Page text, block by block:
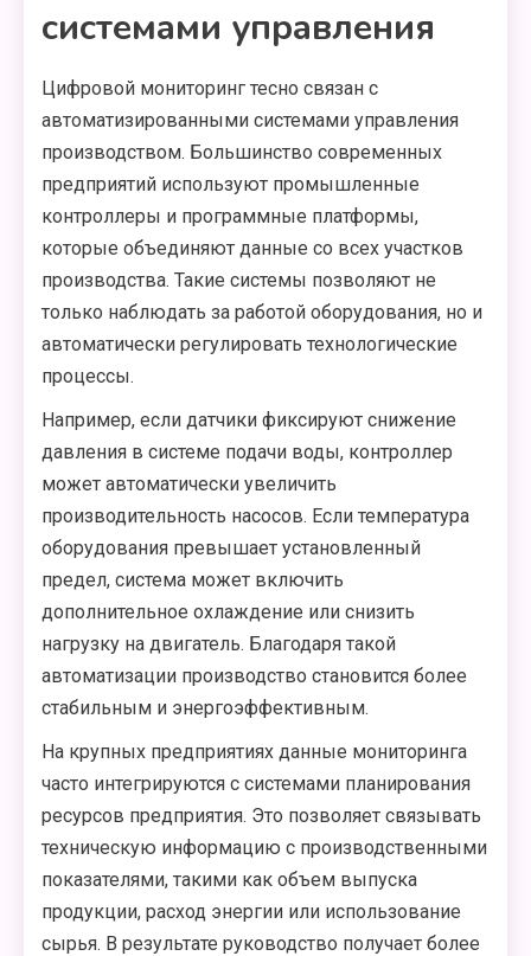
системами управления
Цифровой мониторинг тесно связан с
автоматизированными системами управления
производством. Большинство современных
предприятий используют промышленные
контроллеры и программные платформы,
которые объединяют данные со всех участков
производства. Такие системы позволяют не
только наблюдать за работой оборудования, но и
автоматически регулировать технологические
процессы.
Например, если датчики фиксируют снижение
давления в системе подачи воды, контроллер
может автоматически увеличить
производительность насосов. Если температура
оборудования превышает установленный
предел, система может включить
дополнительное охлаждение или снизить
нагрузку на двигатель. Благодаря такой
автоматизации производство становится более
стабильным и энергоэффективным.
На крупных предприятиях данные мониторинга
часто интегрируются с системами планирования
ресурсов предприятия. Это позволяет связывать
техническую информацию с производственными
показателями, такими как объем выпуска
продукции, расход энергии или использование
сырья. В результате руководство получает более